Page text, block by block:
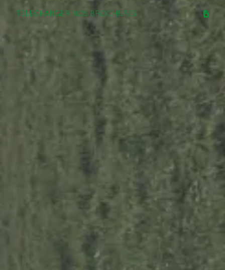
TÉLÉCHARGER NOS BROCHURES